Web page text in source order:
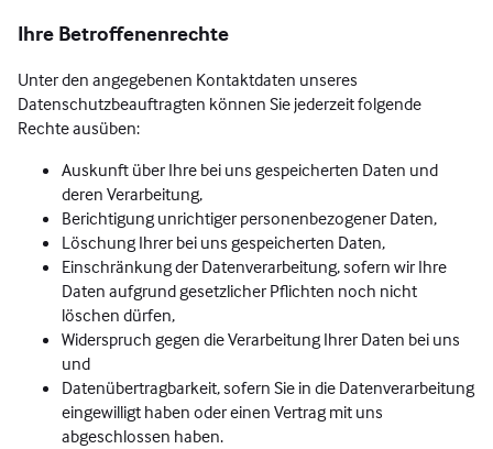
Ihre Betroffenenrechte
Unter den angegebenen Kontaktdaten unseres
Datenschutzbeauftragten können Sie jederzeit folgende
Rechte ausüben:
Auskunft über Ihre bei uns gespeicherten Daten und
deren Verarbeitung,
Berichtigung unrichtiger personenbezogener Daten,
Löschung Ihrer bei uns gespeicherten Daten,
Einschränkung der Datenverarbeitung, sofern wir Ihre
Daten aufgrund gesetzlicher Pflichten noch nicht
löschen dürfen,
Widerspruch gegen die Verarbeitung Ihrer Daten bei uns
und
Datenübertragbarkeit, sofern Sie in die Datenverarbeitung
eingewilligt haben oder einen Vertrag mit uns
abgeschlossen haben.